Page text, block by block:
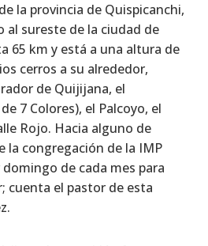
la provincia de Quispicanchi,
al sureste de la ciudad de
65 km y está a una altura de
cerros a su alrededor,
de Quijijana, el
7 Colores), el Palcoyo, el
Rojo. Hacia alguno de
la congregación de la IMP
de cada mes para
cuenta el pastor de esta